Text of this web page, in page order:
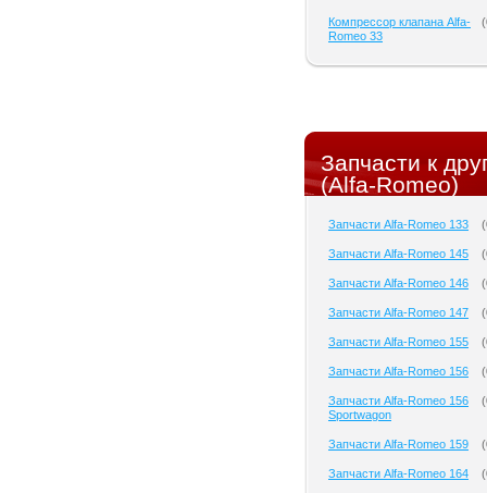
Компрессор клапана Alfa-
Romeo 33
(
Запчасти к
(Alfa-Romeo)
Запчасти Alfa-Romeo 133 (
Запчасти Alfa-Romeo 145 (
Запчасти Alfa-Romeo 146 (
Запчасти Alfa-Romeo 147 (
Запчасти Alfa-Romeo 155 (
Запчасти Alfa-Romeo 156 (
Запчасти Alfa-Romeo 156
Sportwagon
(
Запчасти Alfa-Romeo 159 (
Запчасти Alfa-Romeo 164 (